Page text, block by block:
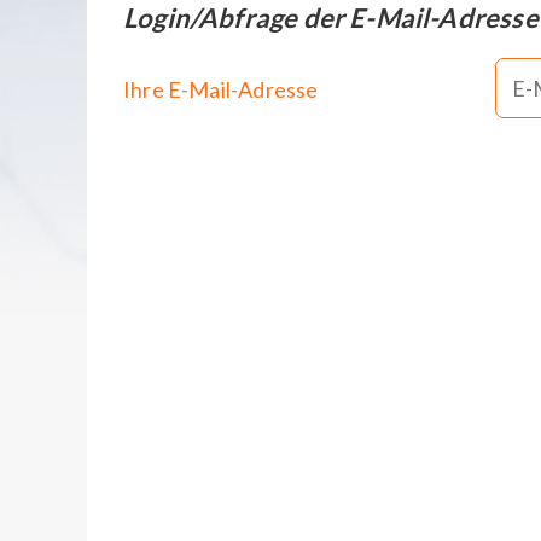
Login/Abfrage der E-Mail-Adresse
Ihre E-Mail-Adresse